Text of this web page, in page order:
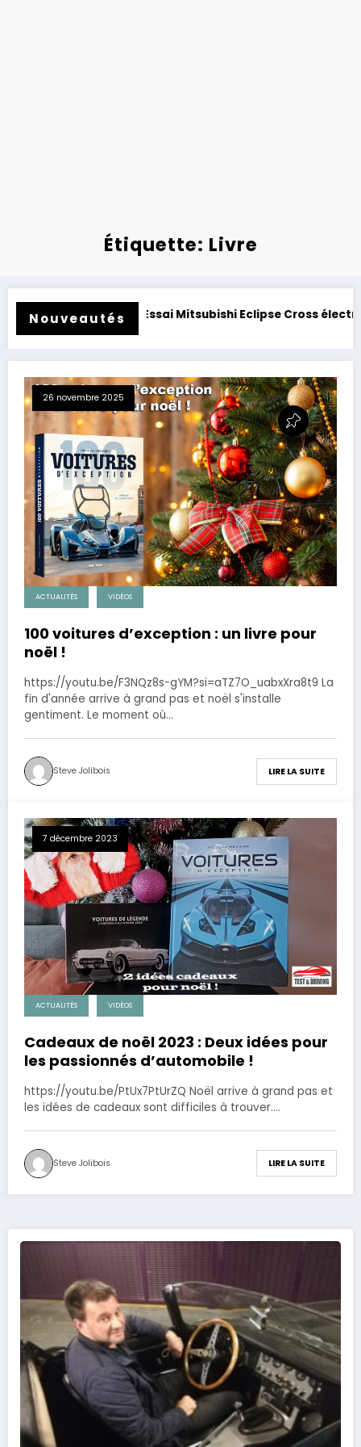
Étiquette: Livre
Nouveautés
Essai Mitsubishi Eclipse Cross électrique 2026 :
26 novembre 2025
ACTUALITÉS VIDÉOS
100 voitures d’exception : un livre pour
noël !
https://youtu.be/F3NQz8s-gYM?si=aTZ7O_uabxXra8t9 La
fin d'année arrive à grand pas et noël s'installe
gentiment. Le moment où…
Steve Jolibois LIRE LA SUITE
7 décembre 2023
ACTUALITÉS VIDÉOS
Cadeaux de noël 2023 : Deux idées pour
les passionnés d’automobile !
https://youtu.be/PtUx7PtUrZQ Noël arrive à grand pas et
les idées de cadeaux sont difficiles à trouver.…
Steve Jolibois LIRE LA SUITE